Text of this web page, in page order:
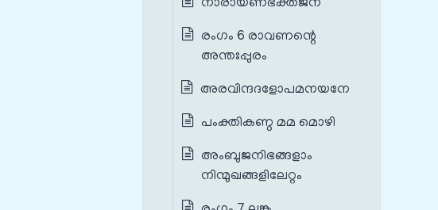
നാരായണഭക്തജന
രംഗം 6 രാവണന്റെ
അന്തഃപ്പുരം
അരവിന്ദദളോപമനയനേ
പംക്തികണ്ഠ മമ മൊഴി
അംബുജനിഭങ്ങളാം
നിന്മുഖങ്ങളിലേറ്റം